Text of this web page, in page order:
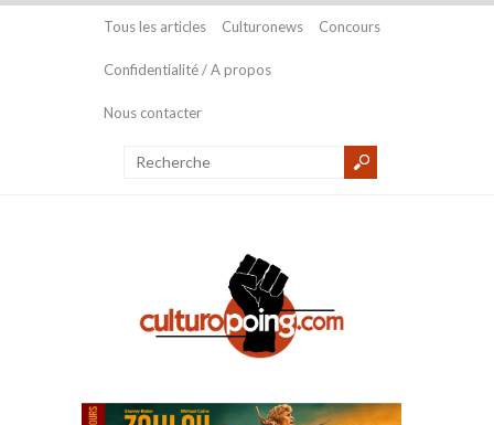
Tous les articles Culturonews Concours
Confidentialité / A propos
Nous contacter